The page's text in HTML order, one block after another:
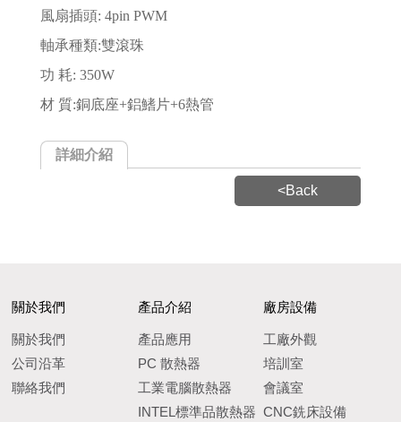
風扇插頭: 4pin PWM
軸承種類:雙滾珠
功 耗: 350W
材 質:銅底座+鋁鰭片+6熱管
詳細介紹
<Back
關於我們
關於我們
公司沿革
聯絡我們
產品介紹
產品應用
PC 散熱器
工業電腦散熱器
INTEL標準品散熱器
廠房設備
工廠外觀
培訓室
會議室
CNC銑床設備